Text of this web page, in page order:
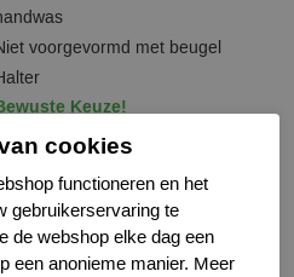
voorgevormd met beugel
Keuze!
producten
cookies
functioneren en het
gebruikerservaring te
de webshop elke dag een
een anonieme manier. Meer